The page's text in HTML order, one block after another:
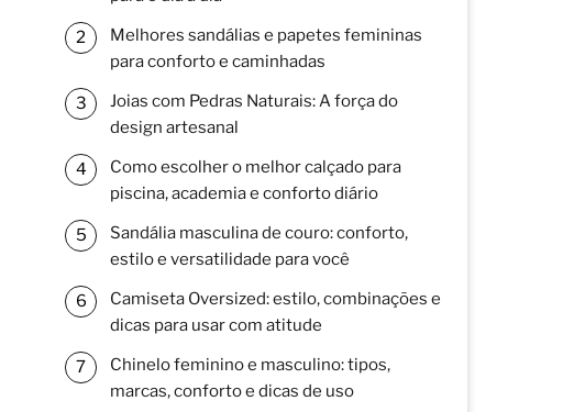
Melhores sandálias e papetes femininas
para conforto e caminhadas
Joias com Pedras Naturais: A força do
design artesanal
Como escolher o melhor calçado para
piscina, academia e conforto diário
Sandália masculina de couro: conforto,
estilo e versatilidade para você
Camiseta Oversized: estilo, combinações e
dicas para usar com atitude
Chinelo feminino e masculino: tipos,
marcas, conforto e dicas de uso